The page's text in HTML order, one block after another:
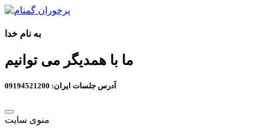
به نام خدا
ما با همدیگر می توانیم
آدرس جلسات ایران: 09194521200
منوی سایت